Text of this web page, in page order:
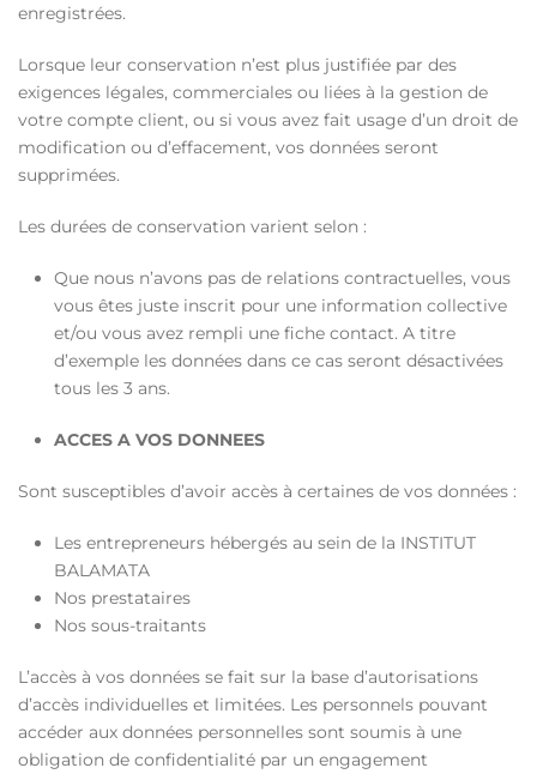
enregistrées.
Lorsque leur conservation n’est plus justifiée par des
exigences légales, commerciales ou liées à la gestion de
votre compte client, ou si vous avez fait usage d’un droit de
modification ou d’effacement, vos données seront
supprimées.
Les durées de conservation varient selon :
Que nous n’avons pas de relations contractuelles, vous
vous êtes juste inscrit pour une information collective
et/ou vous avez rempli une fiche contact. A titre
d’exemple les données dans ce cas seront désactivées
tous les 3 ans.
ACCES A VOS DONNEES
Sont susceptibles d’avoir accès à certaines de vos données :
Les entrepreneurs hébergés au sein de la INSTITUT
BALAMATA
Nos prestataires
Nos sous-traitants
L’accès à vos données se fait sur la base d’autorisations
d’accès individuelles et limitées. Les personnels pouvant
accéder aux données personnelles sont soumis à une
obligation de confidentialité par un engagement